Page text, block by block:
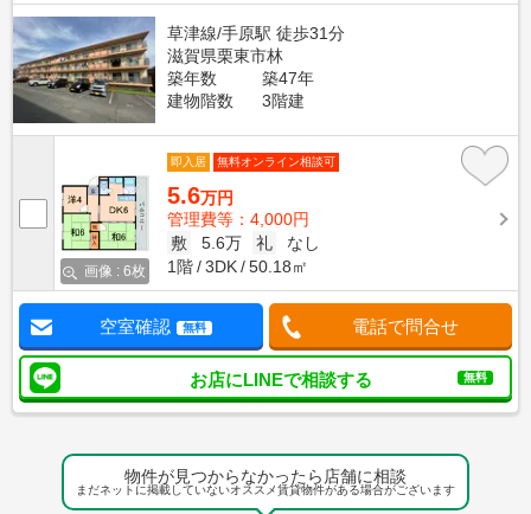
草津線/手原駅 徒歩31分
滋賀県栗東市林
築年数
築47年
建物階数
3階建
画像 : 6枚
即入居 無料オンライン相談可
5.6万円
管理費等：4,000円
敷
5.6万 礼
なし
1階
3DK 50.18㎡
空室確認 無料 電話で問合せ
お店にLINEで相談する 無料
物件が見つからなかったら店舗に相談
まだネットに掲載していないオススメ賃貸物件がある場合がございます